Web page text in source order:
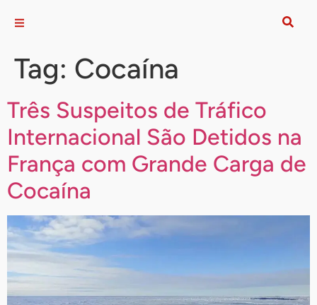
Tag: Cocaína
Três Suspeitos de Tráfico
Internacional São Detidos na
França com Grande Carga de
Cocaína